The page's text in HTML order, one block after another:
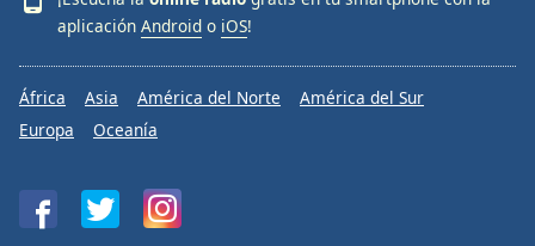
aplicación Android o iOS!
África Asia América del Norte
América del Sur
Europa
Oceanía